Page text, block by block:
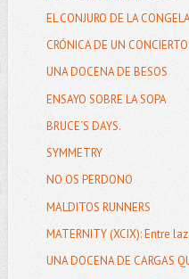
EL CONJURO DE LA
CRÓNICA DE UN
UNA DOCENA DE BESOS
ENSAYO SOBRE LA SOPA
BRUCE´S DAYS.
SYMMETRY
NO OS PERDONO
MALDITOS RUNNERS
MATERNITY (XCIX): Entre
UNA DOCENA DE CARGAS